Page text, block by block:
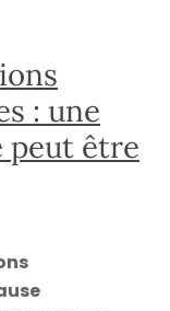
: une
être